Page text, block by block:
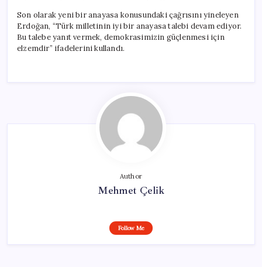
Son olarak yeni bir anayasa konusundaki çağrısını yineleyen
Erdoğan, “Türk milletinin iyi bir anayasa talebi devam ediyor.
Bu talebe yanıt vermek, demokrasimizin güçlenmesi için
elzemdir” ifadelerini kullandı.
Author
Mehmet Çelik
Follow Me